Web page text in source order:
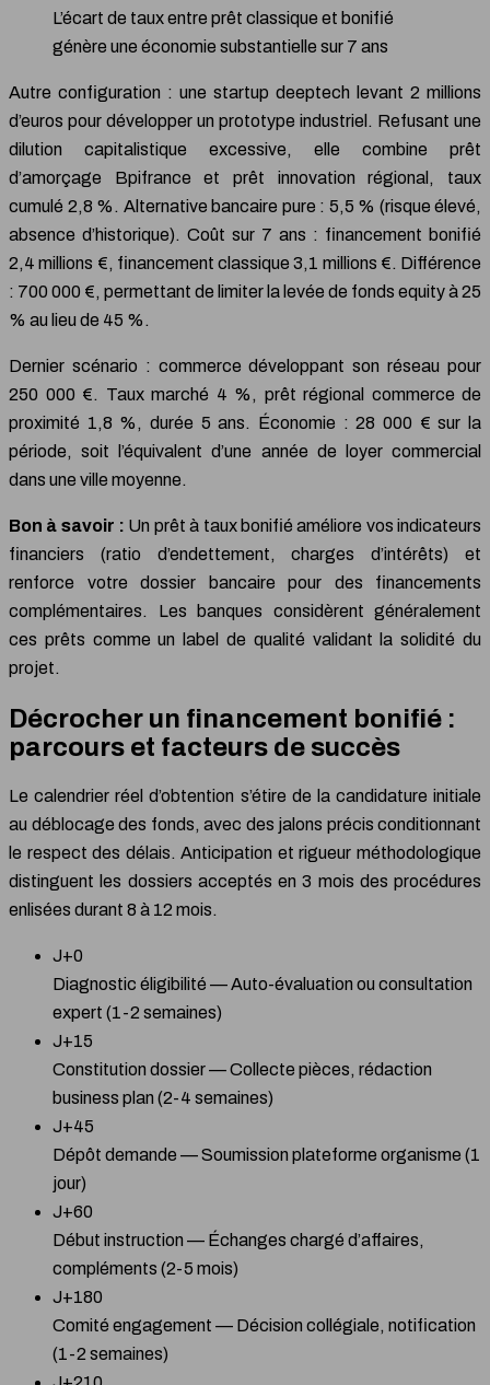
L’écart de taux entre prêt classique et bonifié
génère une économie substantielle sur 7 ans
Autre configuration : une startup deeptech levant 2 millions
d’euros pour développer un prototype industriel. Refusant une
dilution capitalistique excessive, elle combine prêt
d’amorçage Bpifrance et prêt innovation régional, taux
cumulé 2,8 %. Alternative bancaire pure : 5,5 % (risque élevé,
absence d’historique). Coût sur 7 ans : financement bonifié
2,4 millions €, financement classique 3,1 millions €. Différence
: 700 000 €, permettant de limiter la levée de fonds equity à 25
% au lieu de 45 %.
Dernier scénario : commerce développant son réseau pour
250 000 €. Taux marché 4 %, prêt régional commerce de
proximité 1,8 %, durée 5 ans. Économie : 28 000 € sur la
période, soit l’équivalent d’une année de loyer commercial
dans une ville moyenne.
Bon à savoir : Un prêt à taux bonifié améliore vos indicateurs
financiers (ratio d’endettement, charges d’intérêts) et
renforce votre dossier bancaire pour des financements
complémentaires. Les banques considèrent généralement
ces prêts comme un label de qualité validant la solidité du
projet.
Décrocher un financement bonifié :
parcours et facteurs de succès
Le calendrier réel d’obtention s’étire de la candidature initiale
au déblocage des fonds, avec des jalons précis conditionnant
le respect des délais. Anticipation et rigueur méthodologique
distinguent les dossiers acceptés en 3 mois des procédures
enlisées durant 8 à 12 mois.
J+0
Diagnostic éligibilité — Auto-évaluation ou consultation
expert (1-2 semaines)
J+15
Constitution dossier — Collecte pièces, rédaction
business plan (2-4 semaines)
J+45
Dépôt demande — Soumission plateforme organisme (1
jour)
J+60
Début instruction — Échanges chargé d’affaires,
compléments (2-5 mois)
J+180
Comité engagement — Décision collégiale, notification
(1-2 semaines)